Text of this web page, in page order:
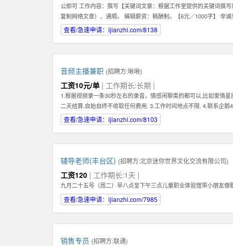
公即可 工作内容：撰写【关键词文章：根据工作室提供的关键词撰
复制网络文章）、通顺。 编辑薪资：稿酬制。【6元／1000字】 非
qq【599383539】
查看/急速申请：ijianzhi.com/8138
音频主播兼职 (招聘方:啾啾)
工资10元/单 | 工作期长:长期 |
1.根据视频录一条30秒左右的录音，情感闲聊类的都可以,比如爱情
二天结算.自始自终不收取任何费用. 3.工作时间地点不限. 4.联系企
查看/急速申请：ijianzhi.com/8103
辅导老师(丰台区) (招聘方:北京迷你世界文化交流有限公司)
工资120 | 工作期长:1天 |
九月二十五号（周二）早八点至下午三点儿童职业体验馆带小朋友做
查看/急速申请：ijianzhi.com/7985
销售专员 (招聘方:联通)